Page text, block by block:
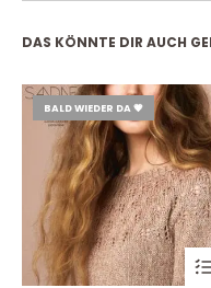
DAS KÖNNTE DIR AUCH
BALD WIEDER DA 💗